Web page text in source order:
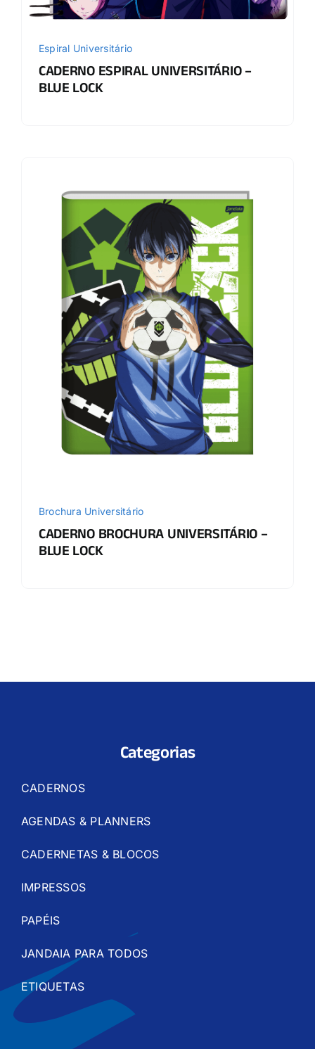
Espiral Universitário
CADERNO ESPIRAL UNIVERSITÁRIO –
BLUE LOCK
Brochura Universitário
CADERNO BROCHURA UNIVERSITÁRIO –
BLUE LOCK
Categorias
CADERNOS
AGENDAS & PLANNERS
CADERNETAS & BLOCOS
IMPRESSOS
PAPÉIS
JANDAIA PARA TODOS
ETIQUETAS